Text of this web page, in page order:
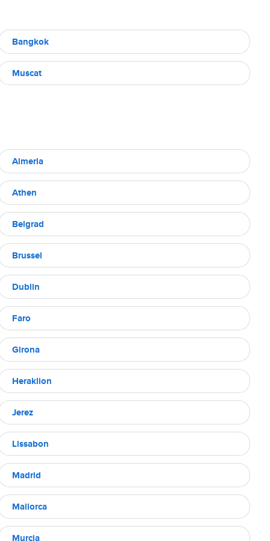
Bangkok
Muscat
Almeria
Athen
Belgrad
Brussel
Dublin
Faro
Girona
Heraklion
Jerez
Lissabon
Madrid
Mallorca
Murcia